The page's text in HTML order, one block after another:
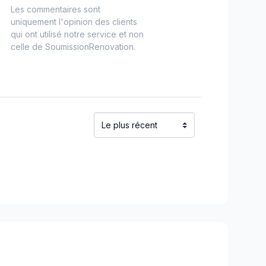
Les commentaires sont
uniquement l'opinion des clients
qui ont utilisé notre service et non
celle de SoumissionRenovation.